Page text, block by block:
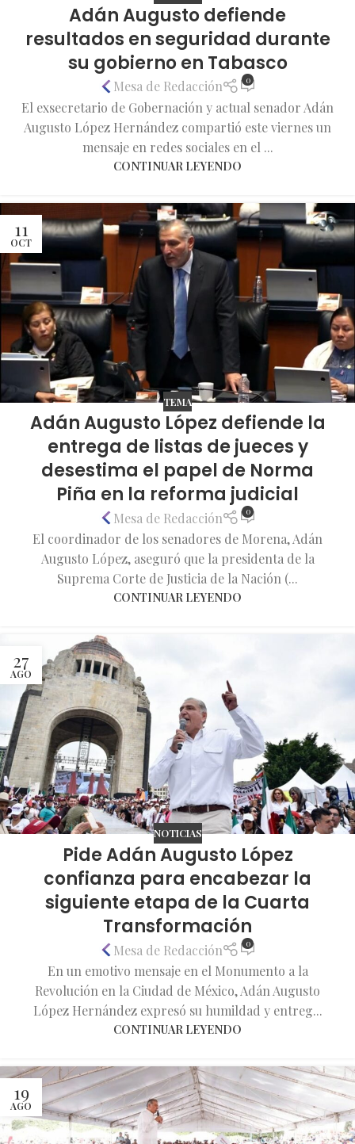
Adán Augusto defiende
resultados en seguridad durante
su gobierno en Tabasco
Mesa de Redacción 0
El exsecretario de Gobernación y actual senador Adán
Augusto López Hernández compartió este viernes un
mensaje en redes sociales en el ...
CONTINUAR LEYENDO
11
OCT
TEMA
Adán Augusto López defiende la
entrega de listas de jueces y
desestima el papel de Norma
Piña en la reforma judicial
Mesa de Redacción 0
El coordinador de los senadores de Morena, Adán
Augusto López, aseguró que la presidenta de la
Suprema Corte de Justicia de la Nación (...
CONTINUAR LEYENDO
27
AGO
NOTICIAS
Pide Adán Augusto López
confianza para encabezar la
siguiente etapa de la Cuarta
Transformación
Mesa de Redacción 0
En un emotivo mensaje en el Monumento a la
Revolución en la Ciudad de México, Adán Augusto
López Hernández expresó su humildad y entreg...
CONTINUAR LEYENDO
19
AGO